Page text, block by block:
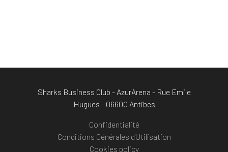
Sharks Business Club - AzurArena - Rue Emile
Hugues - 06600 Antibes
Confidentialité
Conditions Générales d'Utilisation
Cookies policy